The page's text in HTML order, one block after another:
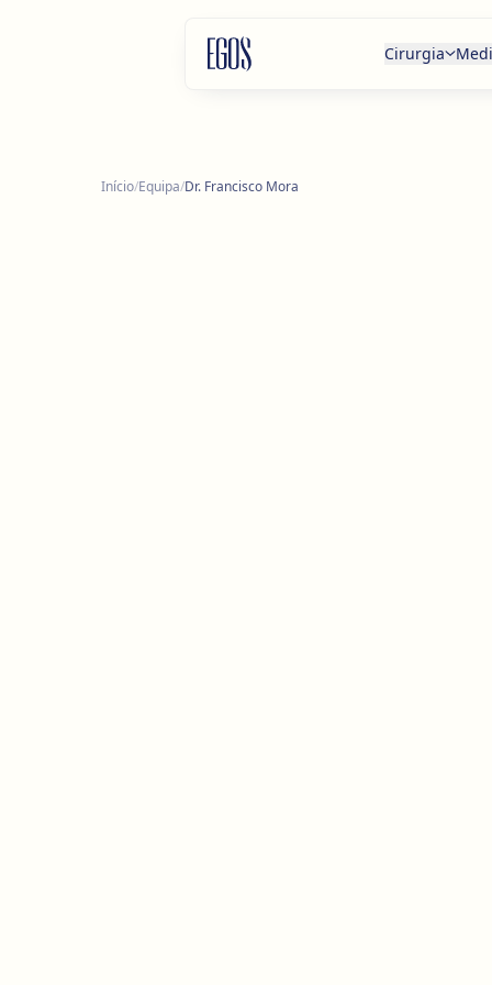
Cirurgia
Início/Equipa/Dr. Francisco Mora